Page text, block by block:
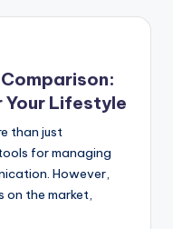
Your Lifestyle
than just
for managing
However,
on the market,